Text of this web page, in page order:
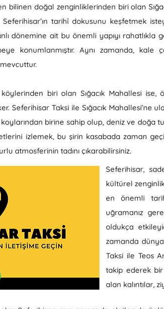
bilinen doğal zenginliklerinden biri olan
tarihî dokusunu keşfetmek
dönemine ait bu önemli yapıyı rahatlıkla
konumlanmıştır. Aynı zamanda, kale
biri olan Sığacık Mahallesi
Seferihisar Taksi ile Sığacık Mahallesi’ne
birine sahip olup, deniz ve doğa
izlemek, bu şirin kasabada zaman
atmosferinin tadını çıkarabilirsiniz.
Seferihisar,
kültürel
en önemli
uğramanız
oldukça
zamanda
Taksi ile Teos
takip ederek
alan kalıntılar,